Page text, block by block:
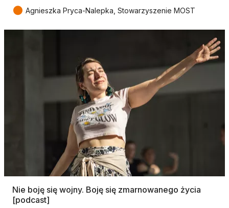
● Agnieszka Pryca-Nalepka, Stowarzyszenie MOST
Nie boję się wojny. Boję się zmarnowanego życia
[podcast]